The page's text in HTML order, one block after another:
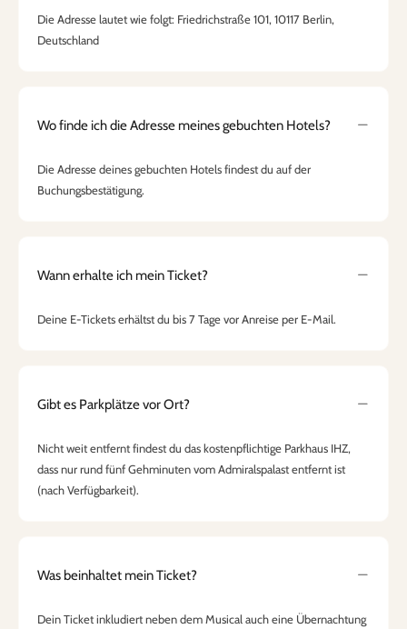
Die Adresse lautet wie folgt: Friedrichstraße 101, 10117 Berlin,
Deutschland
Wo finde ich die Adresse meines gebuchten Hotels?
Die Adresse deines gebuchten Hotels findest du auf der
Buchungsbestätigung.
Wann erhalte ich mein Ticket?
Deine E-Tickets erhältst du bis 7 Tage vor Anreise per E-Mail.
Gibt es Parkplätze vor Ort?
Nicht weit entfernt findest du das kostenpflichtige Parkhaus IHZ,
dass nur rund fünf Gehminuten vom Admiralspalast entfernt ist
(nach Verfügbarkeit).
Was beinhaltet mein Ticket?
Dein Ticket inkludiert neben dem Musical auch eine Übernachtung